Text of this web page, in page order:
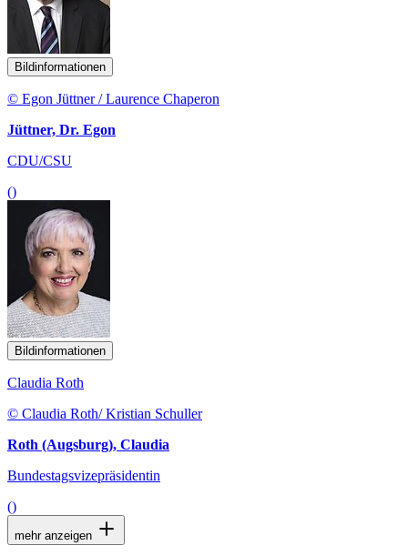
Bildinformationen
© Egon Jüttner / Laurence Chaperon
Jüttner, Dr. Egon
CDU/CSU
()
Bildinformationen
Claudia Roth
© Claudia Roth/ Kristian Schuller
Roth (Augsburg), Claudia
Bundestagsvizepräsidentin
()
mehr anzeigen